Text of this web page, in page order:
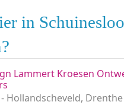
in
Lammert Kroesen
Hollandscheveld, Drenthe